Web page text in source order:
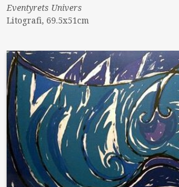
Eventyrets Univers
Litografi, 69.5x51cm